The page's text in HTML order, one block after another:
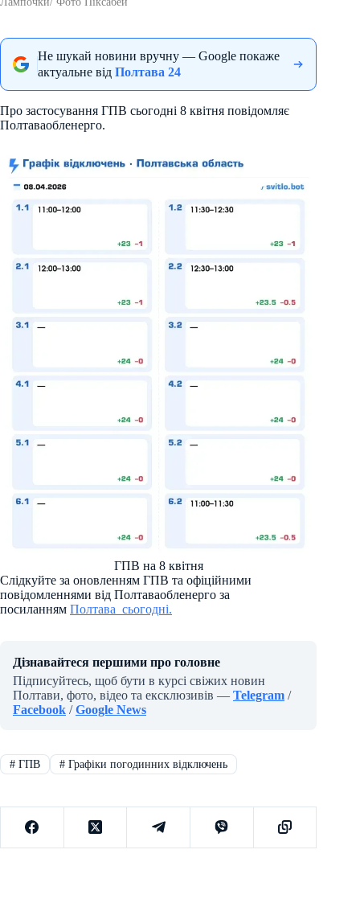
Не шукай новини вручну — Google покаже
актуальне від Полтава 24
Про застосування ГПВ сьогодні 8 квітня повідомляє
Полтаваобленерго.
ГПВ на 8 квітня
Слідкуйте за оновленням ГПВ та офіційними
повідомленнями від Полтаваобленерго за
посиланням Полтава_сьогодні.
Дізнавайтеся першими про головне
Підписуйтесь, щоб бути в курсі свіжих новин
Полтави, фото, відео та ексклюзивів — Telegram /
Facebook /Google News
#ГПВ #Графіки погодинних відключень